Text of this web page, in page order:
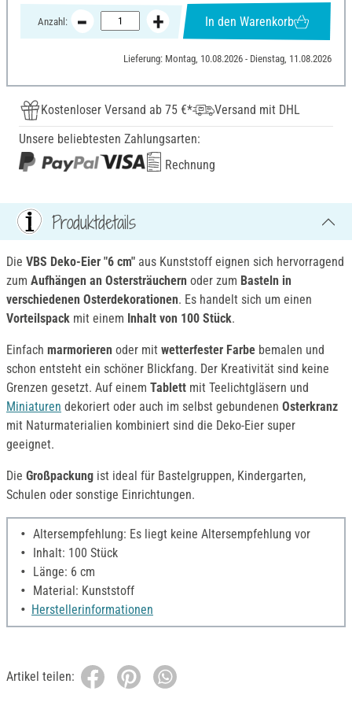
Anzahl: In den Warenkorb
Lieferung: Montag, 10.08.2026 - Dienstag, 11.08.2026
Kostenloser Versand ab 75 €*
Versand mit DHL
Unsere beliebtesten Zahlungsarten:
Rechnung
Produktdetails
Die VBS Deko-Eier "6 cm" aus Kunststoff eignen sich hervorragend
zum Aufhängen an Ostersträuchern oder zum Basteln in
verschiedenen Osterdekorationen. Es handelt sich um einen
Vorteilspack mit einem Inhalt von 100 Stück.
Einfach marmorieren oder mit wetterfester Farbe bemalen und
schon entsteht ein schöner Blickfang. Der Kreativität sind keine
Grenzen gesetzt. Auf einem Tablett mit Teelichtgläsern und
Miniaturen dekoriert oder auch im selbst gebundenen Osterkranz
mit Naturmaterialien kombiniert sind die Deko-Eier super
geeignet.
Die Großpackung ist ideal für Bastelgruppen, Kindergarten,
Schulen oder sonstige Einrichtungen.
Altersempfehlung: Es liegt keine Altersempfehlung vor
Inhalt: 100 Stück
Länge: 6 cm
Material: Kunststoff
Herstellerinformationen
Artikel teilen: